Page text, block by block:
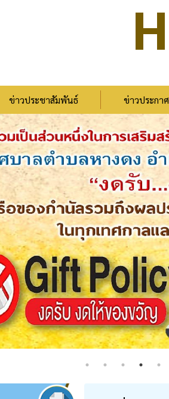
ข่าวประชาสัมพันธ์ ข่าวประกาศ